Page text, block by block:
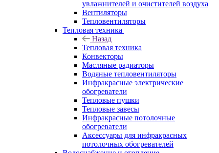
увлажнителей и очистителей воздуха
Вентиляторы
Тепловентиляторы
Тепловая техника
Назад
Тепловая техника
Конвекторы
Масляные радиаторы
Водяные тепловентиляторы
Инфракрасные электрические
обогреватели
Тепловые пушки
Тепловые завесы
Инфракрасные потолочные
обогреватели
Аксессуары для инфракрасных
потолочных обогревателей